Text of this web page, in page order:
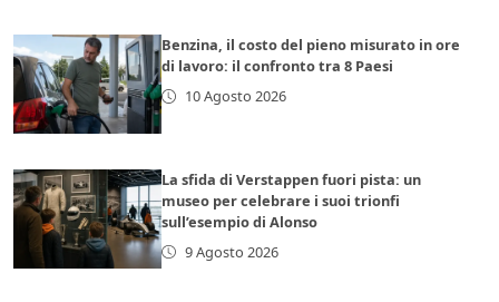
Benzina, il costo del pieno misurato in ore
di lavoro: il confronto tra 8 Paesi
10 Agosto 2026
La sfida di Verstappen fuori pista: un
museo per celebrare i suoi trionfi
sull’esempio di Alonso
9 Agosto 2026